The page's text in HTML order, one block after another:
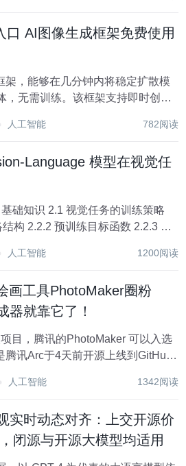
口 AI图像生成框架免费使用
架，能够在几分钟内将稳定扩散模
，无需训练。该框架支持即时创建
分支的启发，SegMoE 专为
人工智能 782阅读
Language 模型在视觉任
人工智能 1200阅读
画工具PhotoMaker圈粉
器就靠它了！
目，腾讯的PhotoMaker 可以入选
腾讯Arc于4天前开源上线到GitHub
这篇文章发布时star预测可能达到...
人工智能 1342阅读
实时动态对齐：上交开源价
闭源与开源大模型均适用